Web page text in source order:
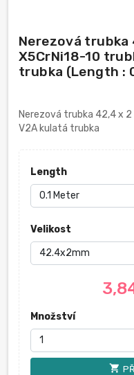
Nerezová trubka
X5CrNi18-10
trubka (Length :
Nerezová trubka 42,4 x 2
V2A kulatá trubka
Length
Velikost
Množství
shopping_cart